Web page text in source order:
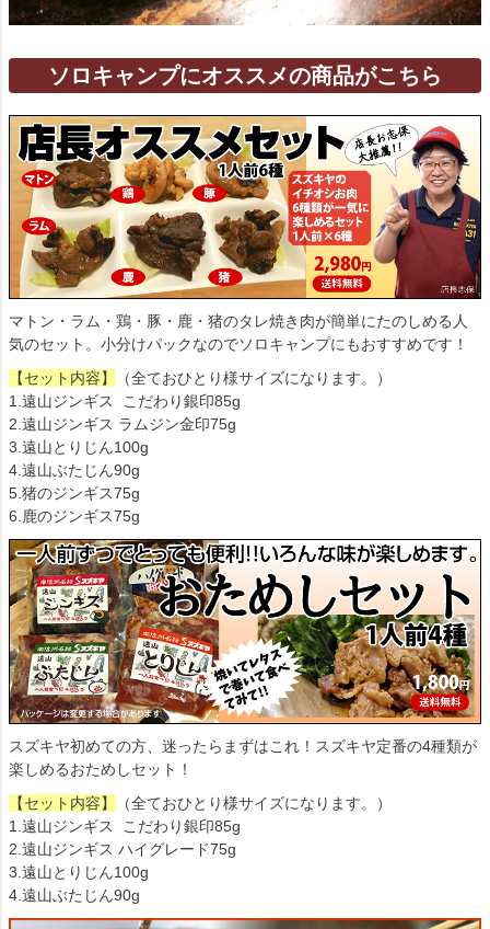
ソロキャンプにオススメの商品がこちら
マトン・ラム・鶏・豚・鹿・猪のタレ焼き肉が簡単にたのしめる人
気のセット。小分けパックなのでソロキャンプにもおすすめです！
【セット内容】
（全ておひとり様サイズになります。）
1.遠山ジンギス こだわり銀印85g
2.遠山ジンギス ラムジン金印75g
3.遠山とりじん100g
4.遠山ぶたじん90g
5.猪のジンギス75g
6.鹿のジンギス75g
スズキヤ初めての方、迷ったらまずはこれ！スズキヤ定番の4種類が
楽しめるおためしセット！
【セット内容】
（全ておひとり様サイズになります。）
1.遠山ジンギス こだわり銀印85g
2.遠山ジンギス ハイグレード75g
3.遠山とりじん100g
4.遠山ぶたじん90g